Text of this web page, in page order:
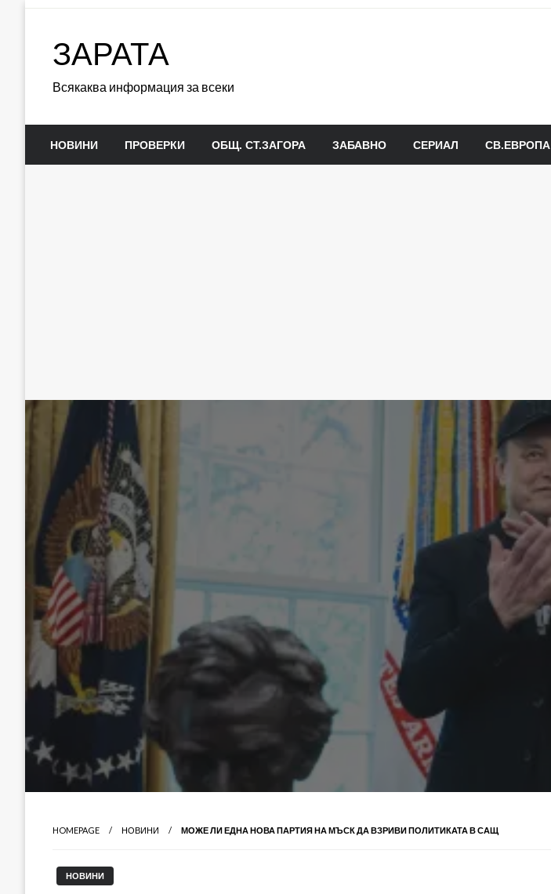
ЗАРАТА
Всякаква информация за всеки
НОВИНИ ПРОВЕРКИ ОБЩ. СТ.ЗАГОРА ЗАБАВНО СЕРИАЛ СВ.ЕВРОПА
HOMEPAGE НОВИНИ МОЖЕ ЛИ ЕДНА НОВА ПАРТИЯ НА МЪСК ДА ВЗРИВИ ПОЛИТИКАТА В САЩ
НОВИНИ